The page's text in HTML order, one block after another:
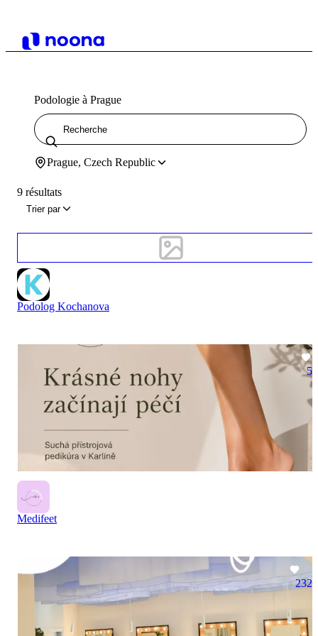
Podologie à Prague
Prague, Czech Republic
9 résultats
Trier par
Podolog Kochanova
5
Medifeet
232